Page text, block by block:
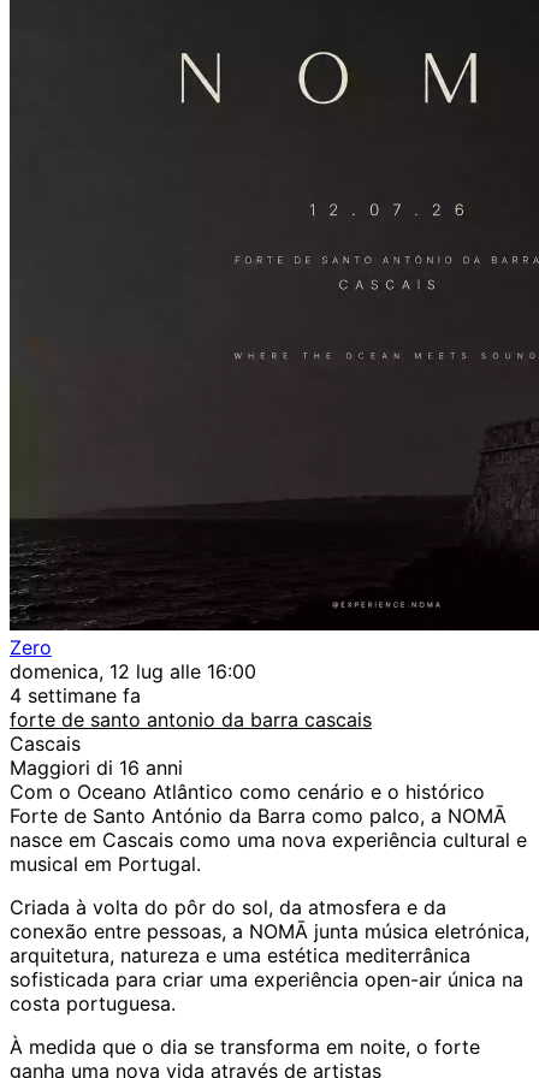
Zero
domenica, 12 lug alle 16:00
4 settimane fa
forte de santo antonio da barra cascais
Cascais
Maggiori di 16 anni
Com o Oceano Atlântico como cenário e o histórico
Forte de Santo António da Barra como palco, a NOMĀ
nasce em Cascais como uma nova experiência cultural e
musical em Portugal.
Criada à volta do pôr do sol, da atmosfera e da
conexão entre pessoas, a NOMĀ junta música eletrónica,
arquitetura, natureza e uma estética mediterrânica
sofisticada para criar uma experiência open-air única na
costa portuguesa.
À medida que o dia se transforma em noite, o forte
ganha uma nova vida através de artistas